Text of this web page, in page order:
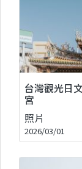
台灣觀光日
宮
照片
2026/03/01